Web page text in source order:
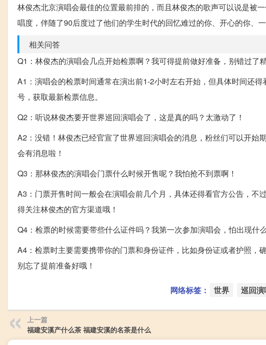
林俊杰北京演唱会最佳的位置最前排的，而且林俊杰的歌声可以说是被
唱度，伴随了90后度过了他们的学生时代的回忆难过的你、开心的你、
相关问答
Q1：林俊杰的演唱会几点开始检票啊？我可得提前做好准备，别错过了
A1：演唱会的检票时间通常在演出前1-2小时左右开始，但具体时间还
号，获取最新检票信息。
Q2：听说林俊杰要开世界巡回演唱会了，这是真的吗？太激动了！
A2：没错！林俊杰已经官宣了世界巡回演唱会的消息，粉丝们可以开
会有消息啦！
Q3：那林俊杰的演唱会门票什么时候开售呢？我怕抢不到票啊！
A3：门票开售时间一般会在演唱会前几个月，具体还得看官方公告，
得关注林俊杰的官方渠道哦！
Q4：检票的时候需要带些什么证件吗？我第一次参加演唱会，怕出现什么
A4：检票时主要需要携带你的门票和身份证件，比如身份证或者护照，
别忘了提前准备好哦！
网络标签： 世界 巡回
上一篇
福建安溪产什么茶 福建安溪的名茶是什么